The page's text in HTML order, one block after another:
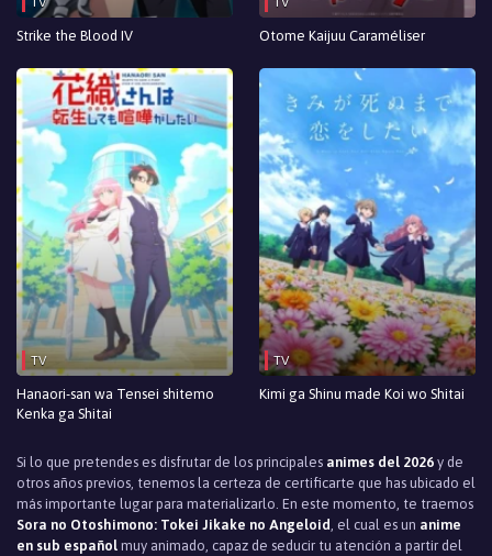
Strike the Blood IV Otome Kaijuu Caraméliser
TV
Hanaori-san wa Tensei shitemo
Kenka ga Shitai
TV
Kimi ga Shinu made Koi wo Shitai
Si lo que pretendes es disfrutar de los principales animes del 2026 y de
otros años previos, tenemos la certeza de certificarte que has ubicado el
más importante lugar para materializarlo. En este momento, te traemos
Sora no Otoshimono: Tokei Jikake no Angeloid , el cual es un anime
en sub español muy animado, capaz de seducir tu atención a partir del